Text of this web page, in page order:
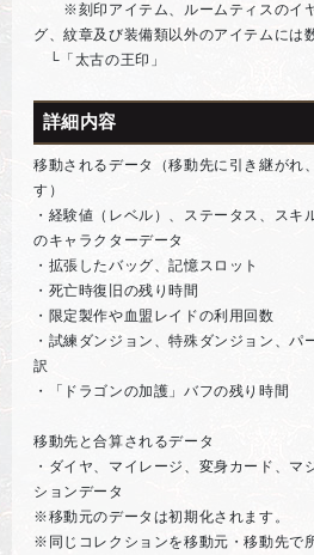
※刻印アイテム、ルームティスのイヤ
グ、紋章及び装備類以外のアイテムには
└「太古の王印」
詳細内容
移動されるデータ（移動先に引き継がれ
す）
・経験値（レベル）、ステータス、スキ
のキャラクターデータ
・拡張したバッグ、記憶スロット
・死亡時復旧の残り時間
・限定製作や血盟レイドの利用回数
・試練ダンジョン、特殊ダンジョン、パ
訳
・「ドラゴンの加護」バフの残り時間
移動先と合算されるデータ
・ダイヤ、マイレージ、変身カード、マ
ションデータ
※移動元のデータは初期化されます。
※同じコレクションを移動元・移動先で